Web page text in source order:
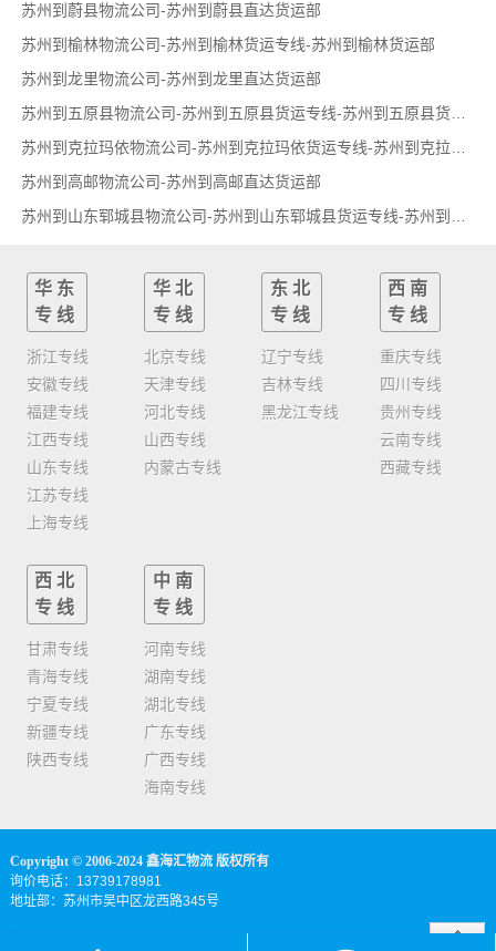
苏州到蔚县物流公司-苏州到蔚县直达货运部
苏州到榆林物流公司-苏州到榆林货运专线-苏州到榆林货运部
苏州到龙里物流公司-苏州到龙里直达货运部
苏州到五原县物流公司-苏州到五原县货运专线-苏州到五原县货运部
苏州到高邮物流公司-苏州到高邮直达货运部
华东
专线
浙江专线
安徽专线
福建专线
江西专线
山东专线
江苏专线
上海专线
华北
专线
北京专线
天津专线
河北专线
山西专线
内蒙古专线
东北
专线
辽宁专线
吉林专线
黑龙江专线
西南
专线
重庆专线
四川专线
贵州专线
云南专线
西藏专线
西北
专线
甘肃专线
青海专线
宁夏专线
新疆专线
陕西专线
中南
专线
河南专线
湖南专线
湖北专线
广东专线
广西专线
海南专线
Copyright © 2006-2024 鑫海汇物流 版权所有
询价电话：13739178981
地址部：苏州市吴中区龙西路345号